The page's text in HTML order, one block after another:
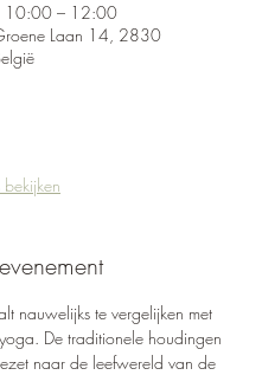
10:00 – 12:00
Laan 14, 2830
bekijken
nauwelijks te vergelijken met
De traditionele houdingen
naar de leefwereld van de